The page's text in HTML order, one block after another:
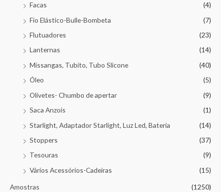
Facas
(4)
Fio Elástico-Bulle-Bombeta
(7)
Flutuadores
(23)
Lanternas
(14)
Missangas, Tubito, Tubo Slicone
(40)
Óleo
(5)
Olivetes- Chumbo de apertar
(9)
Saca Anzois
(1)
Starlight, Adaptador Starlight, Luz Led, Bateria
(14)
Stoppers
(37)
Tesouras
(9)
Vários Acessórios-Cadeiras
(15)
Amostras
(1250)